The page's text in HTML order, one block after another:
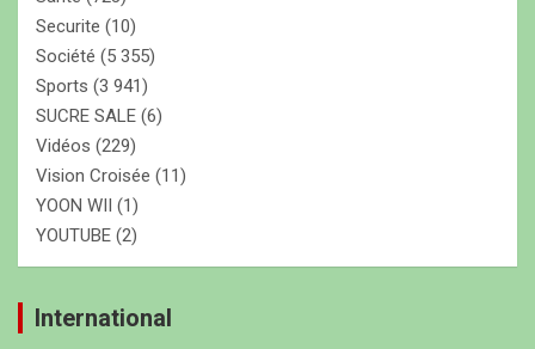
Securite (10)
Société (5 355)
Sports (3 941)
SUCRE SALE (6)
Vidéos (229)
Vision Croisée (11)
YOON WII (1)
YOUTUBE (2)
International